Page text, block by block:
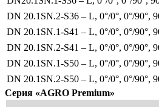
DN 20.1SN.2-S36 – L, 0°/0°, 0°/90°,
DN 20.1SN.1-S41 – L, 0°/0°, 0°/90°,
DN 20.1SN.2-S41 – L, 0°/0°, 0°/90°,
DN 20.1SN.1-S50 – L, 0°/0°, 0°/90°,
DN 20.1SN.2-S50 – L, 0°/0°, 0°/90°,
Серия «AGRO Premium»